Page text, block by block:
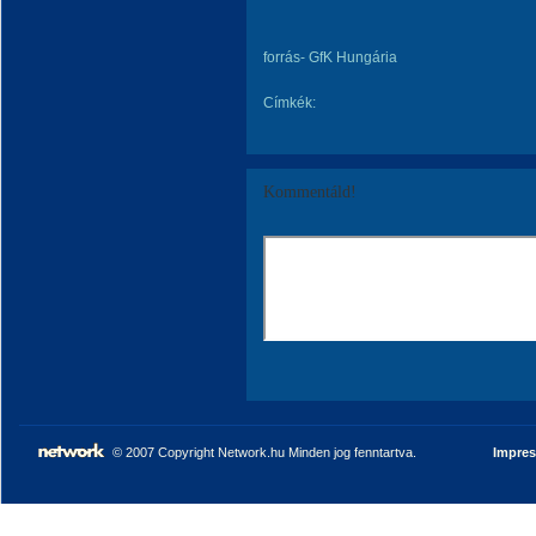
forrás- GfK Hungária
Címkék:
Kommentáld!
© 2007 Copyright Network.hu Minden jog fenntartva.